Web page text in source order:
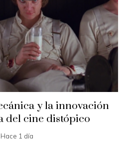
y la innovación
del cine distópico
Hace 1 día